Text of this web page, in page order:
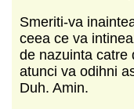
Smeriti-va
ceea ce va
de nazuinta catre
atunci va odihni
Duh. Amin.